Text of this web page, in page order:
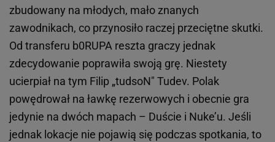
zbudowany na młodych, mało znanych
zawodnikach, co przynosiło raczej przeciętne skutki.
Od transferu b0RUPA reszta graczy jednak
zdecydowanie poprawiła swoją grę. Niestety
ucierpiał na tym Filip „tudsoN" Tudev. Polak
powędrował na ławkę rezerwowych i obecnie gra
jedynie na dwóch mapach – Duście i Nuke’u. Jeśli
jednak lokacje nie pojawią się podczas spotkania, to